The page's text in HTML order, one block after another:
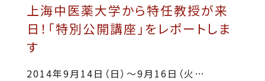
上海中医薬大学から特任教授が来
日！「特別公開講座」をレポートしま
す
2014年9月14日（日）～9月16日（火…